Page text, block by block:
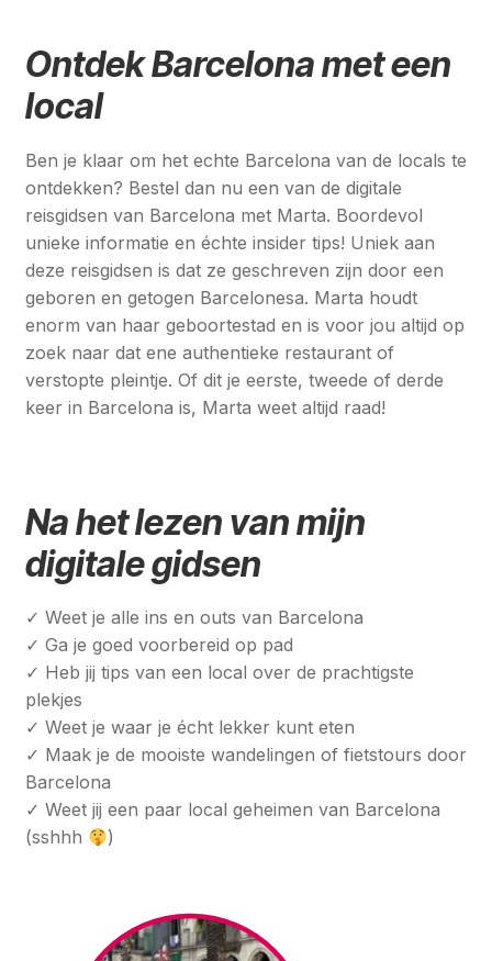
klantbeoor
delingen
Ontdek Barcelona met een
local
Ben je klaar om het echte Barcelona van de locals te
ontdekken? Bestel dan nu een van de digitale
reisgidsen van Barcelona met Marta. Boordevol
unieke informatie en échte insider tips! Uniek aan
deze reisgidsen is dat ze geschreven zijn door een
geboren en getogen Barcelonesa. Marta houdt
enorm van haar geboortestad en is voor jou altijd op
zoek naar dat ene authentieke restaurant of
verstopte pleintje. Of dit je eerste, tweede of derde
keer in Barcelona is, Marta weet altijd raad!
Na het lezen van mijn
digitale gidsen
✓ Weet je alle ins en outs van Barcelona
✓ Ga je goed voorbereid op pad
✓ Heb jij tips van een local over de prachtigste
plekjes
✓ Weet je waar je écht lekker kunt eten
✓ Maak je de mooiste wandelingen of fietstours door
Barcelona
✓ Weet jij een paar local geheimen van Barcelona
(sshhh
)